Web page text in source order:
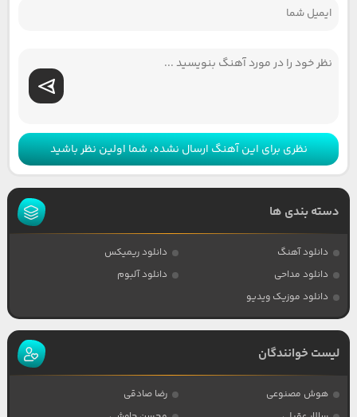
نظری برای این آهنگ ارسال نشده، شما اولین نظر باشید
دسته بندی ها
دانلود آهنگ
دانلود ریمیکس
دانلود مداحی
دانلود آلبوم
دانلود موزیک ویدیو
لیست خوانندگان
هوش مصنوعی
رضا صادقی